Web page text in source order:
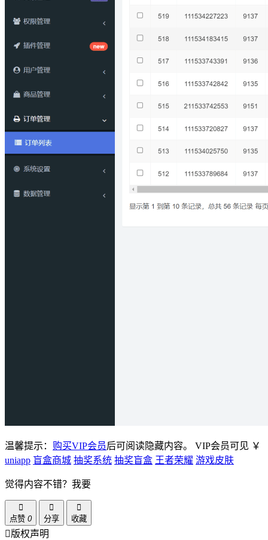
温馨提示： 购买VIP会员后可阅读隐藏内容。 VIP会员可见 ￥
uniapp 盲盒商城 抽奖系统 抽奖盲盒 王者荣耀 游戏皮肤
觉得内容不错？我要
点赞 0 分享 收藏
版权声明